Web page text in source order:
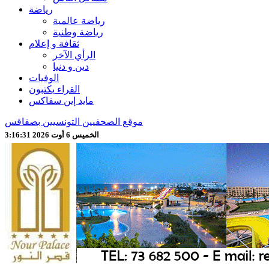
رياضة
رياضة عالمية
رياضة وطنية
ثقافة و إعلام
الرأي الآخر
دين و دنيا
الوفيات
القراء يكتبون
مايد إين سفاكس
موقع الصحفيين التونسيين بصفاقس
الخميس 6 أوت 2026 3:16:32